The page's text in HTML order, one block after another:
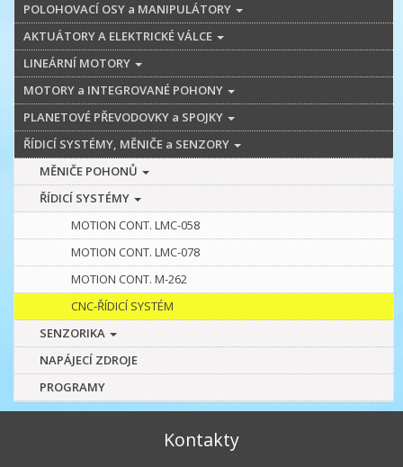
POLOHOVACÍ OSY a MANIPULÁTORY
AKTUÁTORY A ELEKTRICKÉ VÁLCE
LINEÁRNÍ MOTORY
MOTORY a INTEGROVANÉ POHONY
PLANETOVÉ PŘEVODOVKY a SPOJKY
ŘÍDICÍ SYSTÉMY, MĚNIČE a SENZORY
MĚNIČE POHONŮ
ŘÍDICÍ SYSTÉMY
MOTION CONT. LMC-058
MOTION CONT. LMC-078
MOTION CONT. M-262
CNC-ŘÍDICÍ SYSTÉM
SENZORIKA
NAPÁJECÍ ZDROJE
PROGRAMY
Kontakty